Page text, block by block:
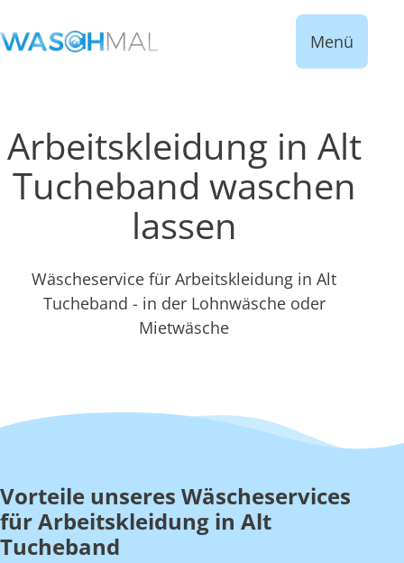
Menü
Arbeitskleidung in Alt
Tucheband waschen
lassen
Wäscheservice für Arbeitskleidung in Alt
Tucheband - in der Lohnwäsche oder
Mietwäsche
Vorteile unseres Wäscheservices
für Arbeitskleidung in Alt
Tucheband